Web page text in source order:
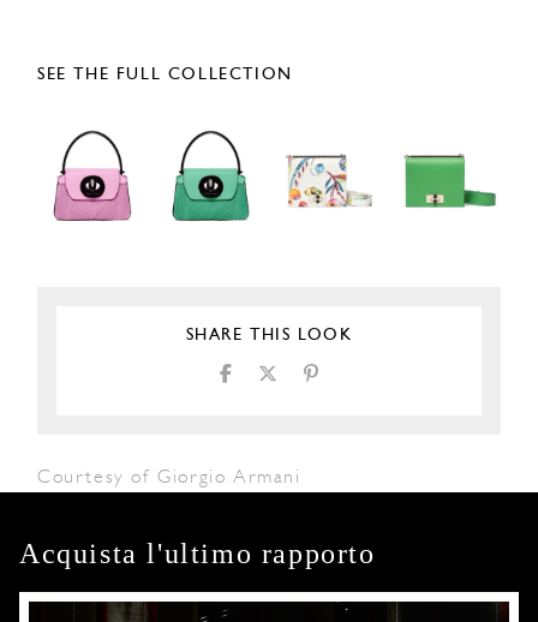
SEE THE FULL COLLECTION
SHARE THIS LOOK
Courtesy of Giorgio Armani
Acquista l'ultimo rapporto